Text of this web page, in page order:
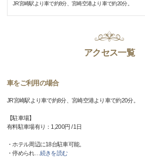
JR宮崎駅より車で約8分、宮崎空港より車で約20分。
アクセス一覧
車をご利用の場合
JR宮崎駅より車で約8分、宮崎空港より車で約20分。
【駐車場】
有料駐車場有り：1,200円 / 1日
・ホテル周辺に18台駐車可能。
・停められ…続きを読む